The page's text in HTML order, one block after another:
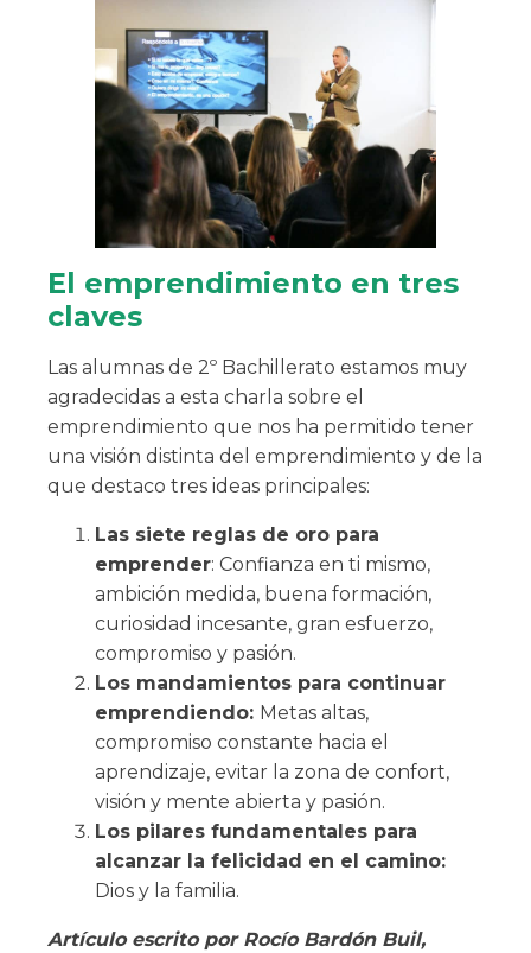
El emprendimiento en tres
claves
Las alumnas de 2º Bachillerato estamos muy
agradecidas a esta charla sobre el
emprendimiento que nos ha permitido tener
una visión distinta del emprendimiento y de la
que destaco tres ideas principales:
Las siete reglas de oro para
emprender: Confianza en ti mismo,
ambición medida, buena formación,
curiosidad incesante, gran esfuerzo,
compromiso y pasión.
Los mandamientos para continuar
emprendiendo: Metas altas,
compromiso constante hacia el
aprendizaje, evitar la zona de confort,
visión y mente abierta y pasión.
Los pilares fundamentales para
alcanzar la felicidad en el camino:
Dios y la familia.
Artículo escrito por Rocío Bardón Buil,